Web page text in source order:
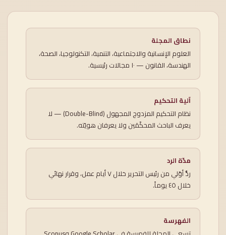
نطاق المجلة
العلوم الإنسانية والاجتماعية، التنمية، التكنولوجيا، الصحة،
الهندسة، القانون — ١٠ مجالات رئيسية.
آلية التحكيم
نظام التحكيم المزدوج المجهول (Double-Blind) — لا
يعرف الباحث المحكّمَين ولا يعرفان هويّته.
مدّة الرد
ردٌّ أوّلي من رئيس التحرير خلال ٧ أيام عمل، وقرار نهائي
خلال ٤٥ يوماً.
الفهرسة